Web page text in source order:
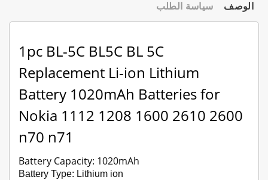
الوصف سياسة الطلب
1pc BL-5C BL5C BL 5C
Replacement Li-ion Lithium
Battery 1020mAh Batteries for
Nokia 1112 1208 1600 2610 2600
n70 n71
Battery Capacity: 1020mAh
Battery Type: Lithium ion